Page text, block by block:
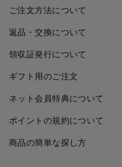
ご注文方法について
返品・交換について
領収証発行について
ギフト用のご注文
ネット会員特典について
ポイントの規約について
商品の簡単な探し方